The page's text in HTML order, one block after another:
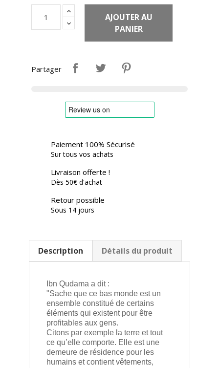
AJOUTER AU
PANIER
Partager
Paiement 100% Sécurisé
Sur tous vos achats
Livraison offerte !
Dès 50€ d'achat
Retour possible
Sous 14 jours
Description Détails du produit
Ibn Qudama a dit :
"Sache que ce bas monde est un
ensemble constitué de certains
éléments qui existent pour être
profitables aux gens.
Citons par exemple la terre et tout
ce qu’elle comporte. Elle est une
demeure de résidence pour les
humains et contient vêtements,